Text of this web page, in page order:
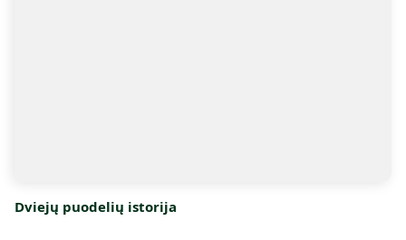
Dviejų puodelių istorija